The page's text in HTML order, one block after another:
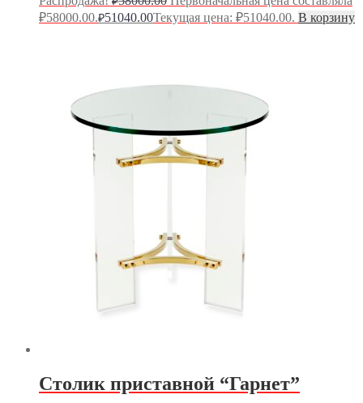
₽58000.00.₽51040.00Текущая цена: ₽51040.00. В корзину
Столик приставной “Гарнет”